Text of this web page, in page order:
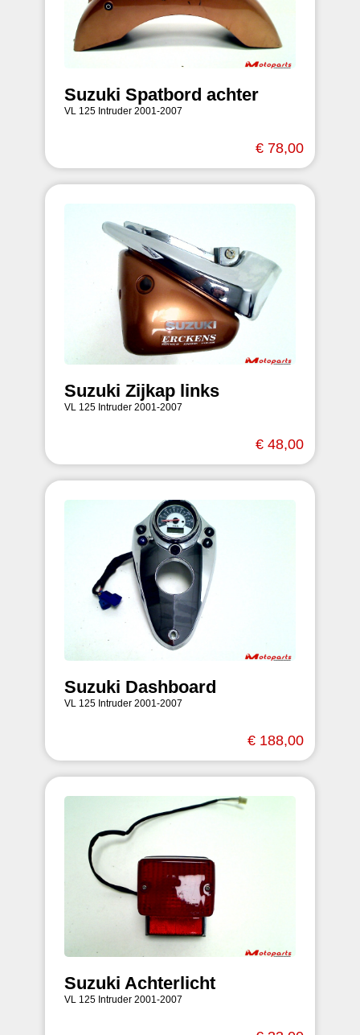
Suzuki Spatbord achter
VL 125 Intruder 2001-2007
€ 78,00
Suzuki Zijkap links
VL 125 Intruder 2001-2007
€ 48,00
Suzuki Dashboard
VL 125 Intruder 2001-2007
€ 188,00
Suzuki Achterlicht
VL 125 Intruder 2001-2007